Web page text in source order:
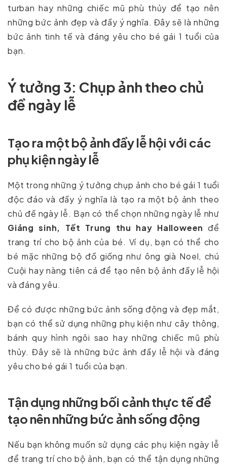
turban hay những chiếc mũ phù thủy để tạo nên
những bức ảnh đẹp và đầy ý nghĩa. Đây sẽ là những
bức ảnh tinh tế và đáng yêu cho bé gái 1 tuổi của
bạn.
Ý tưởng 3: Chụp ảnh theo chủ
đề ngày lễ
Tạo ra một bộ ảnh đầy lễ hội với các
phụ kiện ngày lễ
Một trong những ý tưởng chụp ảnh cho bé gái 1 tuổi
độc đáo và đầy ý nghĩa là tạo ra một bộ ảnh theo
chủ đề ngày lễ. Bạn có thể chọn những ngày lễ như
Giáng sinh, Tết Trung thu hay Halloween để
trang trí cho bộ ảnh của bé. Ví dụ, bạn có thể cho
bé mặc những bộ đồ giống như ông già Noel, chú
Cuội hay nàng tiên cá để tạo nên bộ ảnh đầy lễ hội
và đáng yêu.
Để có được những bức ảnh sống động và đẹp mắt,
bạn có thể sử dụng những phụ kiện như cây thông,
bánh quy hình ngôi sao hay những chiếc mũ phù
thủy. Đây sẽ là những bức ảnh đầy lễ hội và đáng
yêu cho bé gái 1 tuổi của bạn.
Tận dụng những bối cảnh thực tế để
tạo nên những bức ảnh sống động
Nếu bạn không muốn sử dụng các phụ kiện ngày lễ
để trang trí cho bộ ảnh, bạn có thể tận dụng những